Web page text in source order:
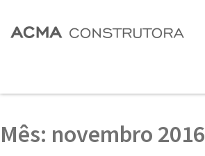
Mês: novembro 2016